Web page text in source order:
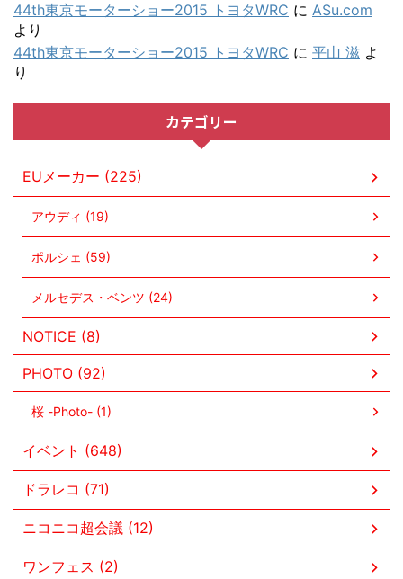
44th東京モーターショー2015 トヨタWRC に ASu.com
より
44th東京モーターショー2015 トヨタWRC に 平山 滋 よ
り
カテゴリー
EUメーカー (225)
アウディ (19)
ポルシェ (59)
メルセデス・ベンツ (24)
NOTICE (8)
PHOTO (92)
桜 -Photo- (1)
イベント (648)
ドラレコ (71)
ニコニコ超会議 (12)
ワンフェス (2)